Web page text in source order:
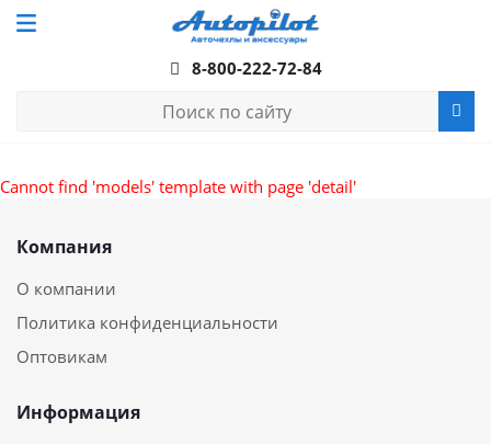
8-800-222-72-84
Cannot find 'models' template with page 'detail'
Компания
О компании
Политика конфиденциальности
Оптовикам
Информация